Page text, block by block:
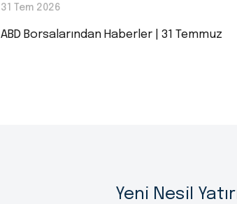
31 Tem 2026
ABD Borsalarından Haberler | 31 Temmuz
Yeni Nesil